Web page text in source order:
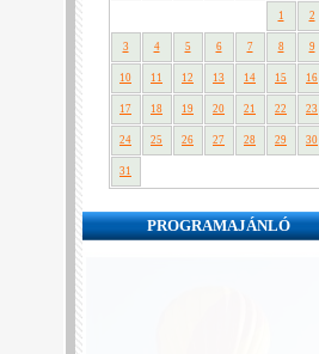
1 2
3 4 5 6 7 8 9
10 11 12 13 14 15 16
17 18 19 20 21 22 23
24 25 26 27 28 29 30
31
PROGRAMAJÁNLÓ